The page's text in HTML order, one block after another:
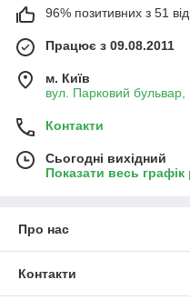
96% позитивних з 51
Працює з 09.08.2011
м. Київ
вул. Парковий бульвар,
Контакти
Сьогодні вихідний
Показати весь графік
Про нас
Контакти